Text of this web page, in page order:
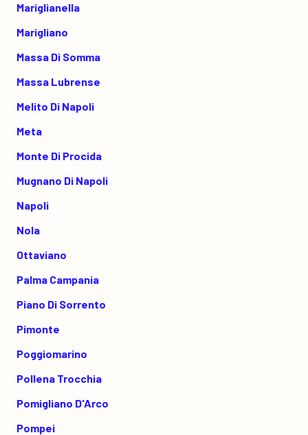
Mariglianella
Marigliano
Massa Di Somma
Massa Lubrense
Melito Di Napoli
Meta
Monte Di Procida
Mugnano Di Napoli
Napoli
Nola
Ottaviano
Palma Campania
Piano Di Sorrento
Pimonte
Poggiomarino
Pollena Trocchia
Pomigliano D'Arco
Pompei